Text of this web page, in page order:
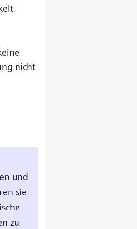
nicht
und
sie
zu